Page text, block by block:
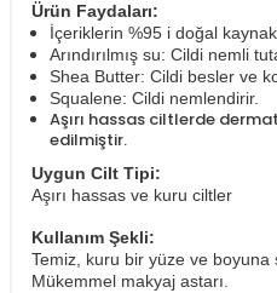
Ürün Faydaları:
İçeriklerin %95 i doğal
Arındırılmış su: Cildi nemli
Shea Butter: Cildi besler ve
Squalene: Cildi nemlendirir.
Aşırı hassas ciltlerde
edilmiştir.
Uygun Cilt Tipi:
Aşırı hassas ve kuru ciltler
Kullanım Şekli:
Temiz, kuru bir yüze ve boyuna
Mükemmel makyaj astarı.